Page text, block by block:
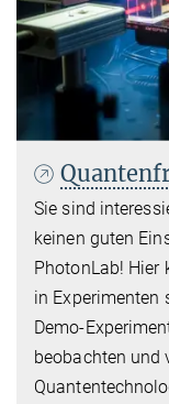
Sie sind
keinen guten
PhotonLab! Hier
in Experimenten
Demo-
beobachten und